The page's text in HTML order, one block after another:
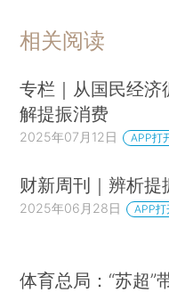
相关阅读
专栏｜从国民经济
解提振消费
2025年07月12日 APP打
财新周刊｜辨析提
2025年06月28日 APP打
体育总局：“苏超”